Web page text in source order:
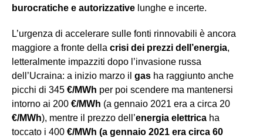
burocratiche e autorizzative lunghe e incerte.
L’urgenza di accelerare sulle fonti rinnovabili è ancora
maggiore a fronte della crisi dei prezzi dell’energia,
letteralmente impazziti dopo l’invasione russa
dell’Ucraina: a inizio marzo il gas ha raggiunto anche
picchi di 345 €/MWh per poi scendere ma mantenersi
intorno ai 200 €/MWh (a gennaio 2021 era a circa 20
€/MWh), mentre il prezzo dell’energia elettrica ha
toccato i 400 €/MWh (a gennaio 2021 era circa 60